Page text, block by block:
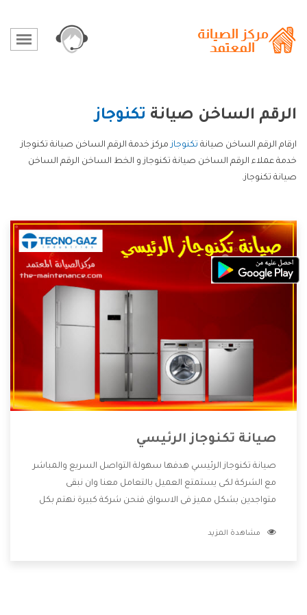
الرقم الساخن صيانة تكنوجاز
ارقام الرقم الساخن صيانة تكنوجازمركز خدمة الرقم الساخن صيانة تكنوجاز
خدمة عملاء الرقم الساخن صيانة تكنوجاز و الخط الساخن الرقم الساخن
صيانة تكنوجاز.
صيانة تكنوجاز الرئيسي
صيانة تكنوجاز الرئيسي هدفها سهولة التواصل السريع والمباشر
مع الشركة لكى يستمتع العميل بالتعامل معنا وان نبقى
متواجدين بشكل مميز فى الاسواق فنحن شركة كبيرة نهتم بكل
الشركة بها والتى تكون منها خدمة الصيانة التى تكون من أهم
مشاهدة المزيد